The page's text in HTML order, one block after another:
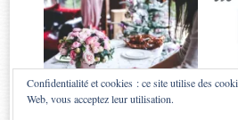
Confidentialité et cookies : ce site utilise des
Web, vous acceptez leur utilisation.